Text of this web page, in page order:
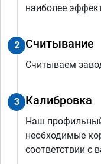
наиболее
2 Считывание
Считываем
3 Калибровка
Наш
необходимые
соответствии с